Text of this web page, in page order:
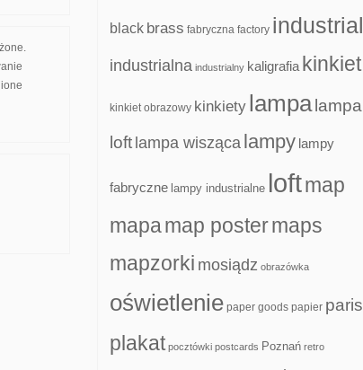
black brass fabryczna factory industrial
industrialna industrialny kaligrafia kinkiet
kinkiet obrazowy kinkiety lampa lampa
loft lampa wisząca lampy lampy
fabryczne lampy industrialne loftmap
mapamap postermaps
mapzorki mosiądz obrazówka
oświetlenie paper goods papier paris
plakat pocztówki postcards Poznań retro